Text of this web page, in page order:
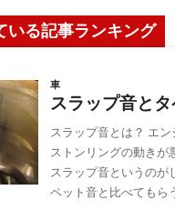
いる記事ランキング